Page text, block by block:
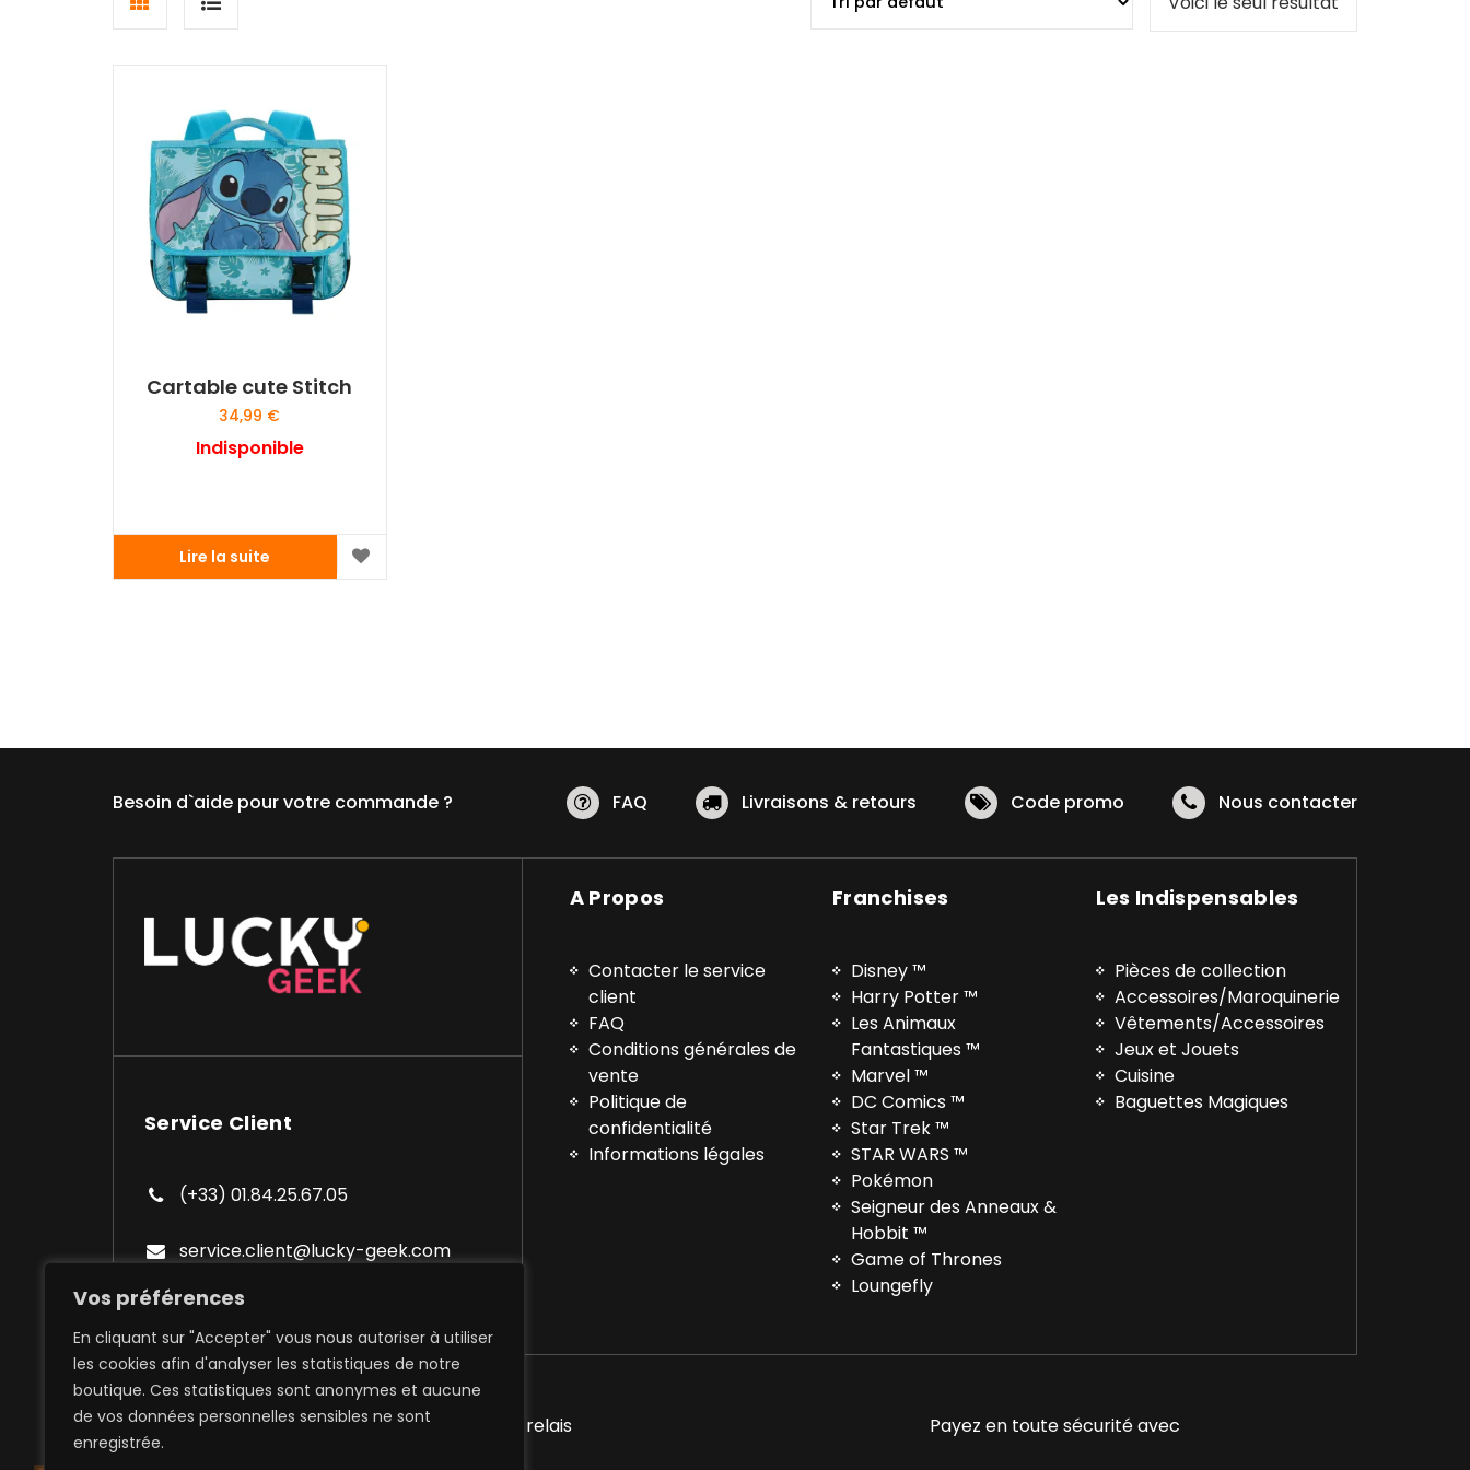
Vos préférences
En cliquant sur "Accepter" vous nous autoriser à utiliser
les cookies afin d'analyser les statistiques de notre
boutique. Ces statistiques sont anonymes et aucune
de vos données personnelles sensibles ne sont
enregistrée.
Cartable cute Stitch
34,99 €
Indisponible
Lire la suite
Besoin d`aide pour votre commande ? FAQ Livraisons & retours Code promo Nous contacter
Service Client
(+33) 01.84.25.67.05
service.client@lucky-geek.com
A Propos
Contacter le service
client
FAQ
Conditions générales de
vente
Politique de
confidentialité
Informations légales
Franchises
Disney ™
Harry Potter ™
Les Animaux
Fantastiques ™
Marvel ™
DC Comics ™
Star Trek ™
STAR WARS ™
Pokémon
Seigneur des Anneaux &
Hobbit ™
Game of Thrones
Loungefly
Les Indispensables
Pièces de collection
Accessoires/Maroquinerie
Vêtements/Accessoires
Jeux et Jouets
Cuisine
Baguettes Magiques
Expédition à domicile et points relais Payez en toute sécurité avec